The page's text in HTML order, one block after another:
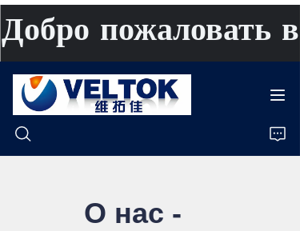
Добро пожаловать в
VELTOK
О нас -
Главная